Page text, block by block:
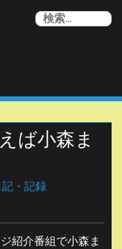
検
ば小森ま
記・記録
紹介番組で小森ま